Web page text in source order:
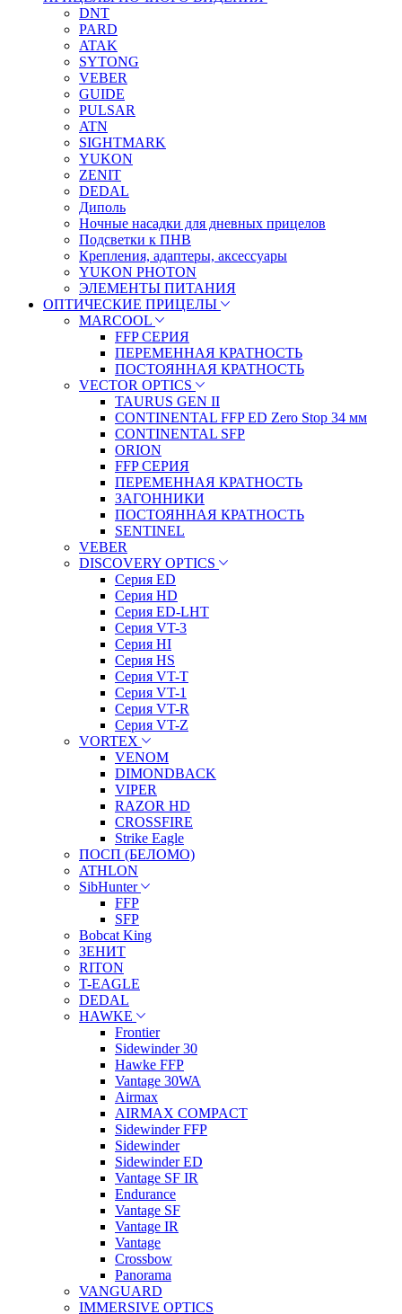
DNT
PARD
ATAK
SYTONG
VEBER
GUIDE
PULSAR
ATN
SIGHTMARK
YUKON
ZENIT
DEDAL
Диполь
Ночные насадки для дневных прицелов
Подсветки к ПНВ
Крепления, адаптеры, аксессуары
YUKON PHOTON
ЭЛЕМЕНТЫ ПИТАНИЯ
ОПТИЧЕСКИЕ ПРИЦЕЛЫ
MARCOOL
FFP СЕРИЯ
ПЕРЕМЕННАЯ КРАТНОСТЬ
ПОСТОЯННАЯ КРАТНОСТЬ
VECTOR OPTICS
TAURUS GEN II
CONTINENTAL FFP ED Zero Stop 34 мм
CONTINENTAL SFP
ORION
FFP СЕРИЯ
ПЕРЕМЕННАЯ КРАТНОСТЬ
ЗАГОННИКИ
ПОСТОЯННАЯ КРАТНОСТЬ
SENTINEL
VEBER
DISCOVERY OPTICS
Серия ED
Серия HD
Серия ED-LHT
Серия VT-3
Серия HI
Серия HS
Серия VT-T
Серия VT-1
Серия VT-R
Серия VT-Z
VORTEX
VENOM
DIMONDBACK
VIPER
RAZOR HD
CROSSFIRE
Strike Eagle
ПОСП (БЕЛОМО)
ATHLON
SibHunter
FFP
SFP
Bobcat King
ЗЕНИТ
RITON
T-EAGLE
DEDAL
HAWKE
Frontier
Sidewinder 30
Hawke FFP
Vantage 30WA
Airmax
AIRMAX COMPACT
Sidewinder FFP
Sidewinder
Sidewinder ED
Vantage SF IR
Endurance
Vantage SF
Vantage IR
Vantage
Crossbow
Panorama
VANGUARD
IMMERSIVE OPTICS